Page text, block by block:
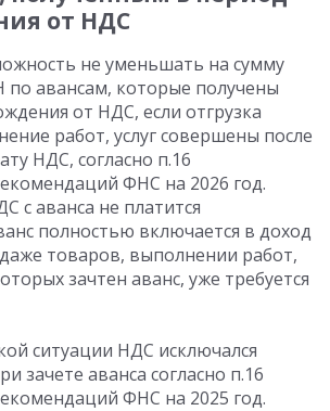
от НДС
не уменьшать на сумму
авансам, которые получены
от НДС, если отгрузка
работ, услуг совершены после
НДС, согласно п.16
ФНС на 2026 год.
с аванса не платится
полностью включается в доход
товаров, выполнении работ,
зачтен аванс, уже требуется
ситуации НДС исключался
зачете аванса согласно п.16
ФНС на 2025 год.